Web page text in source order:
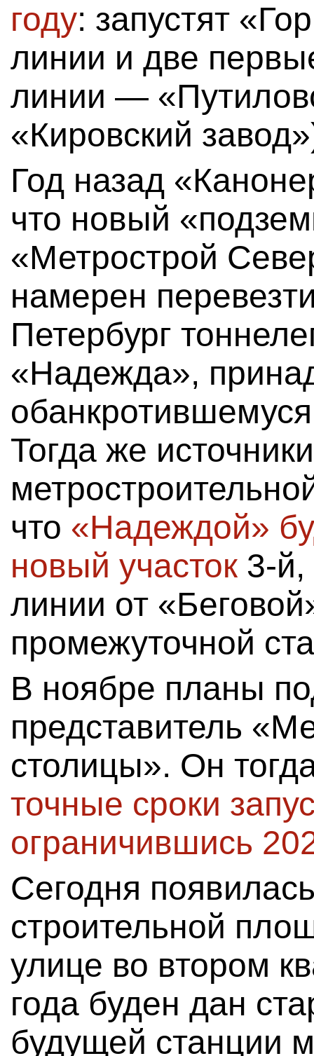
году: запустят
линии и две
линии —
«Кировский
Год назад
что новый
«Метрострой
намерен
Петербург
«Надежда»,
Тогда же
что «Надеждой»
новый участок 3-й,
линии от
промежуточной
В ноябре планы
представитель
столицы». Он
точные сроки
ограничившись
Сегодня
строительной
улице во втором
года буден дан
будущей станции